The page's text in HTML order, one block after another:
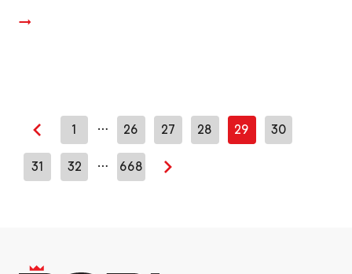
Edellinen sivu
1 … 26 27 28 29 30
31 32 … 668
Seuraava sivu